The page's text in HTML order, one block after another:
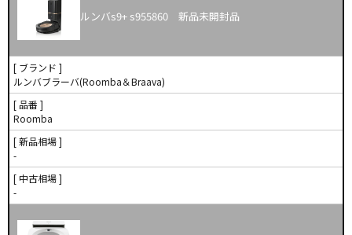
ルンバs9+ s955860 新品未開封品
[ ブランド ]
ルンバブラーバ(Roomba＆Braava)
[ 品番 ]
Roomba
[ 新品相場 ]
-
[ 中古相場 ]
-